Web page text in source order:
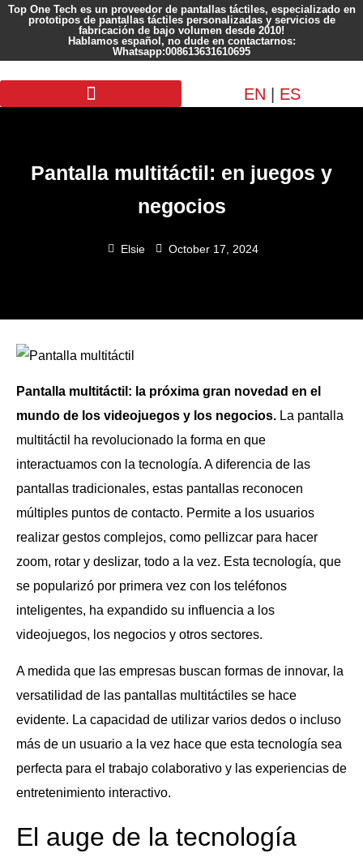
Top One Tech es un proveedor de pantallas táctiles, especializado en
prototipos de pantallas táctiles personalizadas y servicios de
fabricación de bajo volumen desde 2010!
Hablamos español, no dude en contactarnos:
Whatsapp:008613631610695
EN ES
Pantalla multitáctil: en juegos y
negocios
Elsie October 17, 2024
Pantalla multitáctil: la próxima gran novedad en el
mundo de los videojuegos y los negocios. La pantalla
multitáctil ha revolucionado la forma en que
interactuamos con la tecnología. A diferencia de las
pantallas tradicionales, estas pantallas reconocen
múltiples puntos de contacto. Permite a los usuarios
realizar gestos complejos, como pellizcar para hacer
zoom, rotar y deslizar, todo a la vez. Esta tecnología, que
se popularizó por primera vez con los teléfonos
inteligentes, ha expandido su influencia a los
videojuegos, los negocios y otros sectores.
A medida que las empresas buscan formas de innovar, la
versatilidad de las pantallas multitáctiles se hace
evidente. La capacidad de utilizar varios dedos o incluso
más de un usuario a la vez hace que esta tecnología sea
perfecta para el trabajo colaborativo y las experiencias de
entretenimiento interactivo.
El auge de la tecnología